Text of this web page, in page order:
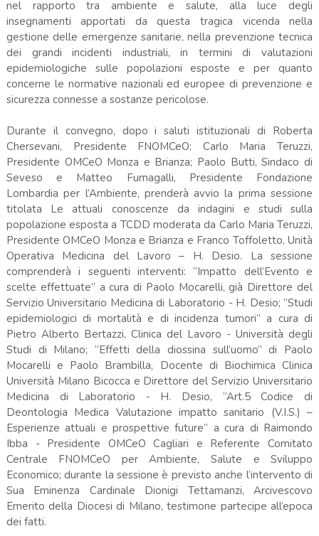
nel rapporto tra ambiente e salute, alla luce degli
insegnamenti apportati da questa tragica vicenda nella
gestione delle emergenze sanitarie, nella prevenzione tecnica
dei grandi incidenti industriali, in termini di valutazioni
epidemiologiche sulle popolazioni esposte e per quanto
concerne le normative nazionali ed europee di prevenzione e
sicurezza connesse a sostanze pericolose.
Durante il convegno, dopo i saluti istituzionali di Roberta
Chersevani, Presidente FNOMCeO; Carlo Maria Teruzzi,
Presidente OMCeO Monza e Brianza; Paolo Butti, Sindaco di
Seveso e Matteo Fumagalli, Presidente Fondazione
Lombardia per l’Ambiente, prenderà avvio la prima sessione
titolata Le attuali conoscenze da indagini e studi sulla
popolazione esposta a TCDD moderata da Carlo Maria Teruzzi,
Presidente OMCeO Monza e Brianza e Franco Toffoletto, Unità
Operativa Medicina del Lavoro – H. Desio. La sessione
comprenderà i seguenti interventi: “Impatto dell’Evento e
scelte effettuate” a cura di Paolo Mocarelli, già Direttore del
Servizio Universitario Medicina di Laboratorio - H. Desio; “Studi
epidemiologici di mortalità e di incidenza tumori” a cura di
Pietro Alberto Bertazzi, Clinica del Lavoro - Università degli
Studi di Milano; “Effetti della diossina sull’uomo” di Paolo
Mocarelli e Paolo Brambilla, Docente di Biochimica Clinica
Università Milano Bicocca e Direttore del Servizio Universitario
Medicina di Laboratorio - H. Desio, “Art.5 Codice di
Deontologia Medica Valutazione impatto sanitario (V.I.S.) –
Esperienze attuali e prospettive future” a cura di Raimondo
Ibba - Presidente OMCeO Cagliari e Referente Comitato
Centrale FNOMCeO per Ambiente, Salute e Sviluppo
Economico; durante la sessione è previsto anche l’intervento di
Sua Eminenza Cardinale Dionigi Tettamanzi, Arcivescovo
Emerito della Diocesi di Milano, testimone partecipe all’epoca
dei fatti.